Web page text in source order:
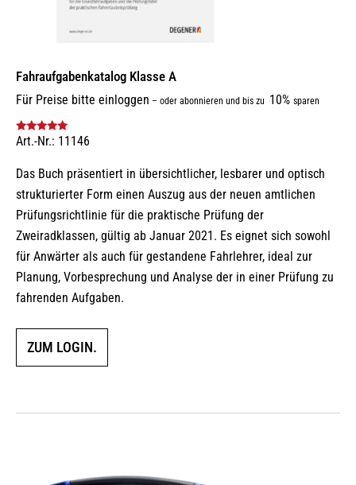
Fahraufgabenkatalog Klasse A
Für Preise bitte einloggen – oder abonnieren und bis zu 10% sparen
Bewertet mit
Art.-Nr.: 11146
Das Buch präsentiert in übersichtlicher, lesbarer und optisch
strukturierter Form einen Auszug aus der neuen amtlichen
Prüfungsrichtlinie für die praktische Prüfung der
Zweiradklassen, gültig ab Januar 2021. Es eignet sich sowohl
für Anwärter als auch für gestandene Fahrlehrer, ideal zur
Planung, Vorbesprechung und Analyse der in einer Prüfung zu
fahrenden Aufgaben.
ZUM LOGIN.